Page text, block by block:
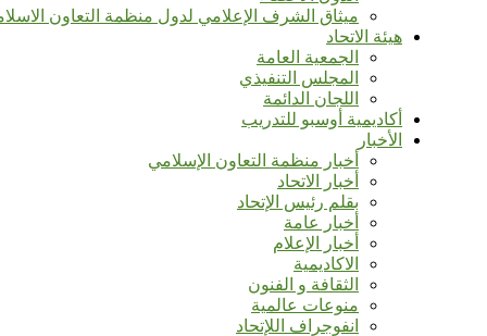
ميثاق الشرف الإعلامي لدول منظمة التعاون
هيئة الاتحاد
الجمعية العامة
المجلس التنفيذي
اللجان الدائمة
أكاديمية أوسبو للتدريب
الأخبار
أخبار منظمة التعاون الإسلامي
أخبار الاتحاد
بقلم رئيس الإتحاد
أخبار عامة
أخبار الإعلام
الاكاديمية
الثقافة و الفنون
منوعات عالمية
انفوجراف اللإتحاد